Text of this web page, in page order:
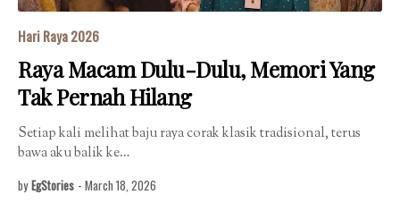
Hari Raya 2026
Raya Macam Dulu-Dulu, Memori Yang
Tak Pernah Hilang
Setiap kali melihat baju raya corak klasik tradisional, terus
bawa aku balik ke…
by EgStories - March 18, 2026